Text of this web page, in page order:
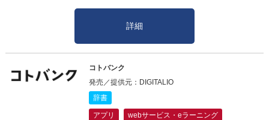
詳細
コトバンク
発売／提供元：DIGITALIO
辞書
アプリ
webサービス・eラーニング